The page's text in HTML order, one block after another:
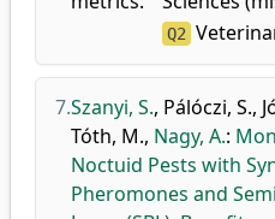
Q2
7.Szanyi, S., Pálóczi, S.,
Tóth, M., Nagy, A.:
Noctuid Pests with
Pheromones and